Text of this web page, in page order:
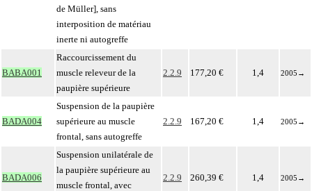
de Müller], sans
interposition de matériau
inerte ni autogreffe
BABA001
Raccourcissement du
muscle releveur de la
paupière supérieure
2.2.9 177,20 € 1,4 2005 →
BADA004
Suspension de la paupière
supérieure au muscle
frontal, sans autogreffe
2.2.9 167,20 € 1,4 2005 →
BADA006
Suspension unilatérale de
la paupière supérieure au
muscle frontal, avec
2.2.9 260,39 € 1,4 2005 →